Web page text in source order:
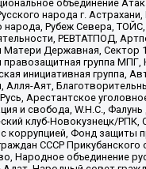
объединение
народа г.
народа, Рубеж Севера,
РЕВТАТПОД,
Державная, Сектор
группа МПГ,
инициативная группа,
Алля-Аят,
Арестантское
и свобода, W.H.С.,
клуб-Новокузнецк/
коррупцией, Фонд защиты
СССР Прикубанского
Народное объединение